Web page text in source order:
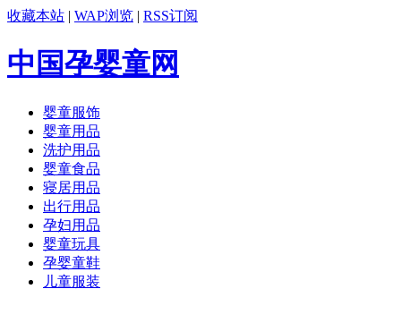
收藏本站 | WAP浏览 | RSS订阅
中国孕婴童网
婴童服饰
婴童用品
洗护用品
婴童食品
寝居用品
出行用品
孕妇用品
婴童玩具
孕婴童鞋
儿童服装